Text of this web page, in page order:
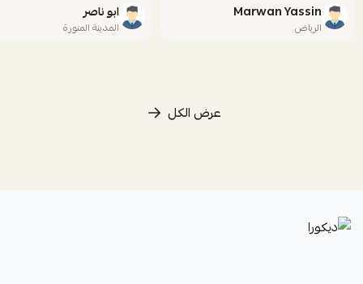
Marwan Yassin
الرياض
ابو ناصر
المدينة المنورة
عرض الكل